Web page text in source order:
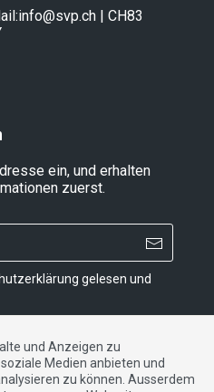
info@svp.ch | CH83
ein, und erhalten
zuerst.
gelesen und
|Kontakt
und Anzeigen zu
Medien anbieten und
zu können. Ausserdem